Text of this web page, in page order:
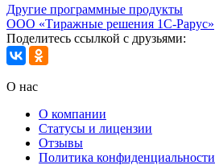
Другие программные продукты
ООО «Тиражные решения 1С-Рарус»
Поделитесь ссылкой с друзьями:
О нас
О компании
Статусы и лицензии
Отзывы
Политика конфиденциальности